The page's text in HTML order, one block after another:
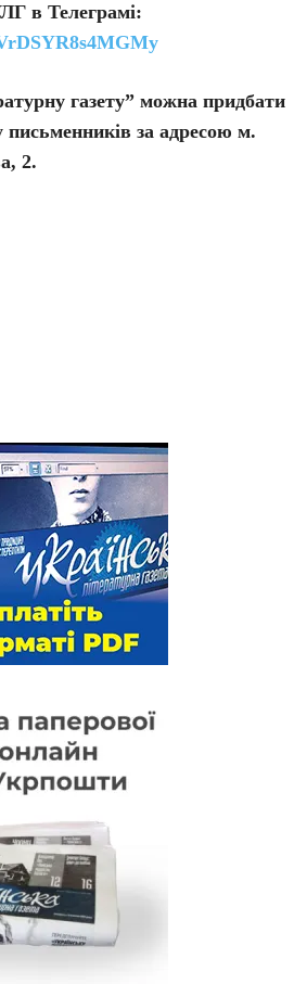
в Телеграмі:
газету” можна придбати
письменників за адресою м.
2.